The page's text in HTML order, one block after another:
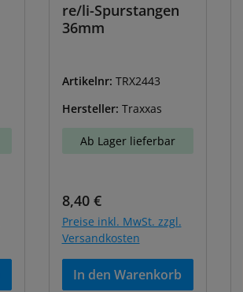
re/li-Spurstangen
36mm
Artikelnr: TRX2443
Hersteller: Traxxas
Ab Lager lieferbar
Regulärer Preis:
8,40 €
Preise inkl. MwSt. zzgl.
Versandkosten
In den Warenkorb